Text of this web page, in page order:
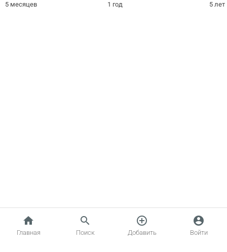
5 месяцев 1 год 5 лет
home
Главная
search
Поиск
add_circle_outline
Добавить
account_circle
Войти